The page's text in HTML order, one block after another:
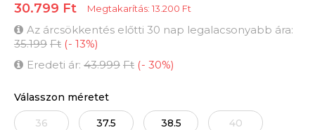
30.799 Ft Megtakarítás: 13.200 Ft
Az árcsökkentés előtti 30 nap legalacsonyabb ára:
35.199 Ft (- 13%)
Eredeti ár: 43.999 Ft (- 30%)
Válasszon méretet
36 37.5 38.5 40